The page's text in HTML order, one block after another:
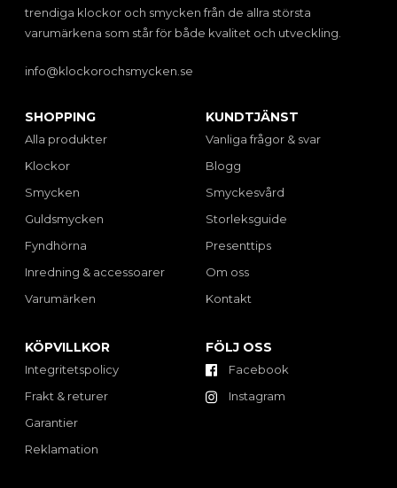
trendiga klockor och smycken från de allra största
varumärkena som står för både kvalitet och utveckling.
info@klockorochsmycken.se
SHOPPING
Alla produkter
Klockor
Smycken
Guldsmycken
Fyndhörna
Inredning & accessoarer
Varumärken
KUNDTJÄNST
Vanliga frågor & svar
Blogg
Smyckesvård
Storleksguide
Presenttips
Om oss
Kontakt
KÖPVILLKOR
Integritetspolicy
Frakt & returer
Garantier
Reklamation
FÖLJ OSS
Facebook
Instagram